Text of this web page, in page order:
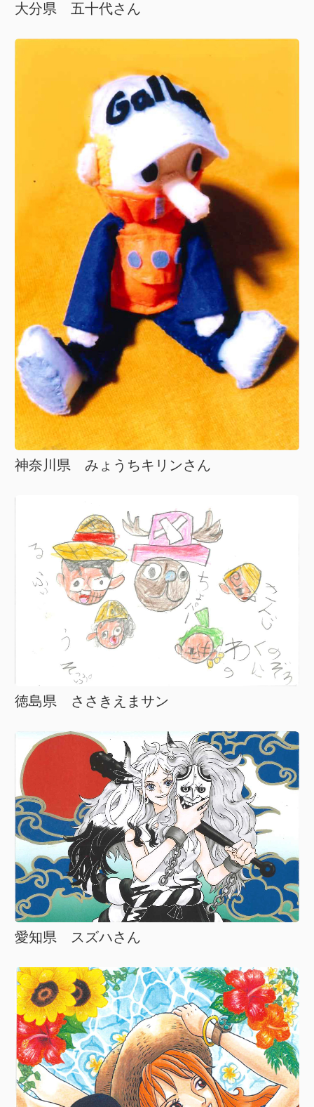
大分県 五十代さん
神奈川県 みょうちキリンさん
徳島県 ささきえまサン
愛知県 スズハさん